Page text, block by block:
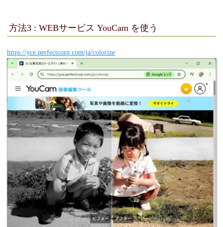
方法3 : WEBサービス YouCam を使う
https://yce.perfectcorp.com/ja/colorize